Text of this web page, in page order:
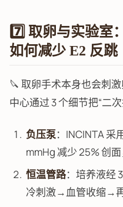
7️⃣ 取卵与实验室
如何减少 E2 反跳
🔪 取卵手术本身也会刺
中心通过 3 个细节把“二次
负压泵：INCINTA 采
mmHg 减少 25% 创
恒温管路：培养液经
冷刺激→血管收缩→